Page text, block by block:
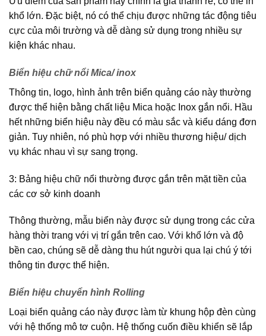
khổ lớn. Đặc biệt, nó có thể chịu được những tác động tiêu
cực của môi trường và dễ dàng sử dụng trong nhiều sự
kiện khác nhau.
Biển hiệu chữ nổi Mica/ inox
Thông tin, logo, hình ảnh trên biển quảng cáo này thường
được thể hiện bằng chất liệu Mica hoặc Inox gắn nổi. Hầu
hết những biển hiệu này đều có màu sắc và kiểu dáng đơn
giản. Tuy nhiên, nó phù hợp với nhiều thương hiệu/ dịch
vụ khác nhau vì sự sang trọng.
3: Bảng hiệu chữ nổi thường được gắn trên mặt tiền của
các cơ sở kinh doanh
Thông thường, mẫu biển này được sử dụng trong các cửa
hàng thời trang với vị trí gắn trên cao. Với khổ lớn và độ
bền cao, chúng sẽ dễ dàng thu hút người qua lại chú ý tới
thông tin được thể hiện.
Biển hiệu chuyển hình Rolling
Loại biển quảng cáo này được làm từ khung hộp đèn cùng
với hệ thống mô tơ cuộn. Hệ thống cuốn điều khiển sẽ lắp